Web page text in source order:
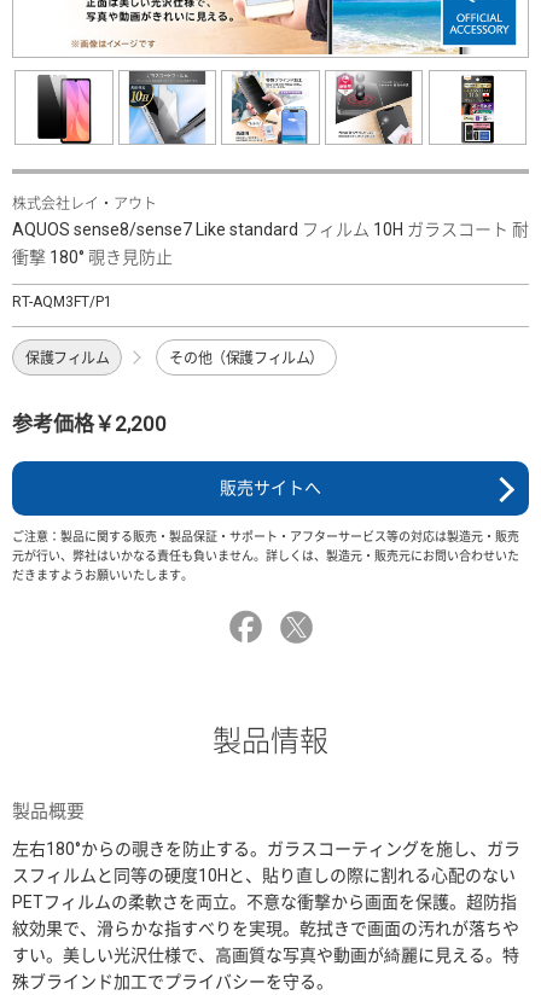
株式会社レイ・アウト
AQUOS sense8/sense7 Like standard フィルム 10H ガラスコート 耐
衝撃 180° 覗き見防止
RT-AQM3FT/P1
保護フィルム その他（保護フィルム）
参考価格￥2,200
販売サイトへ
ご注意：製品に関する販売・製品保証・サポート・アフターサービス等の対応は製造元・販売
元が行い、弊社はいかなる責任も負いません。詳しくは、製造元・販売元にお問い合わせいた
だきますようお願いいたします。
製品情報
製品概要
左右180°からの覗きを防止する。ガラスコーティングを施し、ガラ
スフィルムと同等の硬度10Hと、貼り直しの際に割れる心配のない
PETフィルムの柔軟さを両立。不意な衝撃から画面を保護。超防指
紋効果で、滑らかな指すべりを実現。乾拭きで画面の汚れが落ちや
すい。美しい光沢仕様で、高画質な写真や動画が綺麗に見える。特
殊ブラインド加工でプライバシーを守る。